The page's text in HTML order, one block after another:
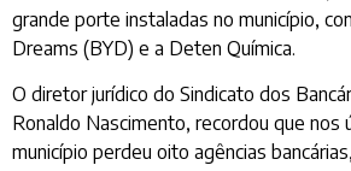
grande porte instaladas no município,
Dreams (BYD) e a Deten Química.
O diretor jurídico do Sindicato dos
Ronaldo Nascimento, recordou que nos
município perdeu oito agências